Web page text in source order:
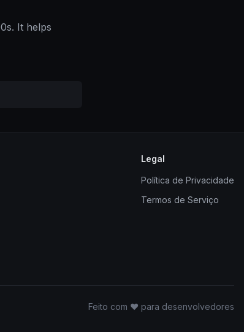
It helps
Legal
Política de Privacidade
Termos de Serviço
Feito com ❤️ para desenvolvedores